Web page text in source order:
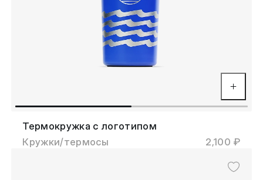
Термокружка с логотипом
Кружки/термосы
2,100 ₽